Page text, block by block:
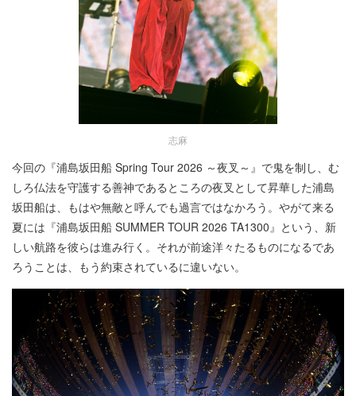
志麻
今回の『浦島坂田船 Spring Tour 2026 ～夜叉～』で鬼を制し、む
しろ仏法を守護する善神であるところの夜叉として昇華した浦島
坂田船は、もはや無敵と呼んでも過言ではなかろう。やがて来る
夏には『浦島坂田船 SUMMER TOUR 2026 TA1300』という、新
しい航路を彼らは進み行く。それが前途洋々たるものになるであ
ろうことは、もう約束されているに違いない。